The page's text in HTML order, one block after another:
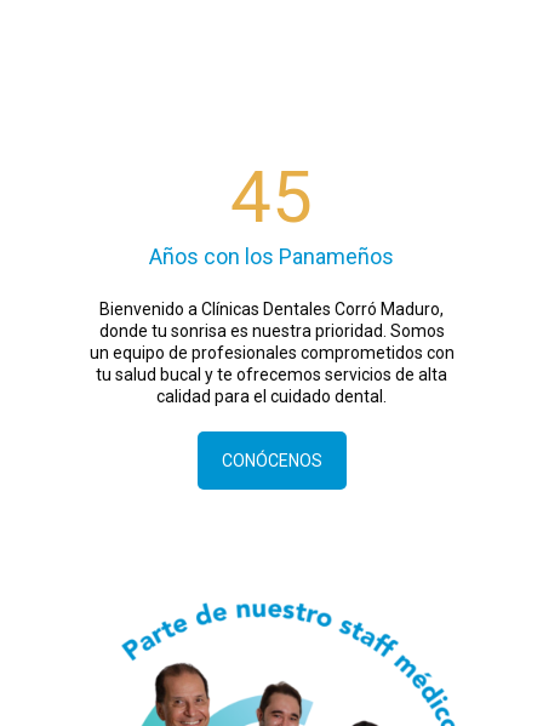
45
Años con los Panameños
Bienvenido a Clínicas Dentales Corró Maduro,
donde tu sonrisa es nuestra prioridad. Somos
un equipo de profesionales comprometidos con
tu salud bucal y te ofrecemos servicios de alta
calidad para el cuidado dental.
CONÓCENOS